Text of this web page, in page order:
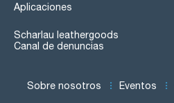
Aplicaciones
Scharlau leathergoods
Canal de denuncias
Sobre nosotros Eventos